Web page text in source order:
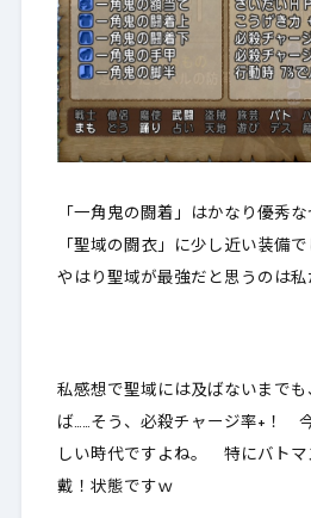
「一角鬼の闘着」はかなり優秀
「聖域の闘衣」に少し近い装備
やはり聖域が最強だと思うのは私
私感想で聖域には及ばないまでも
ば……そう、必殺チャージ率+ ！
しい時代ですよね。 特にバトマ
戴！状態ですｗ